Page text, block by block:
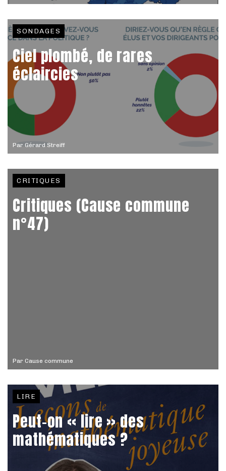
Par Gérard Streiff
SONDAGES
Ciel plombé, de rares
éclaircies
Par Cause commune
CRITIQUES
Critiques (Cause commune
n°47)
LIRE
Peut-on « lire » des
mathématiques ?